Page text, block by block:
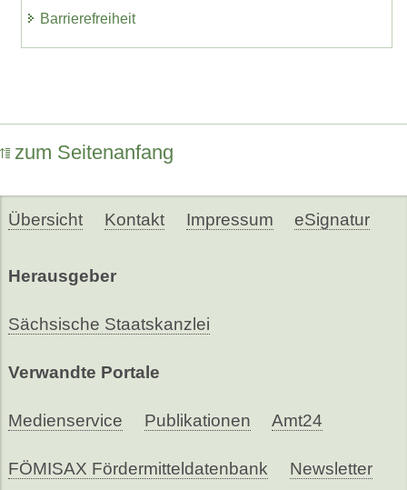
Barrierefreiheit
zum Seitenanfang
Übersicht Kontakt Impressum eSignatur
Herausgeber
Sächsische Staatskanzlei
Verwandte Portale
Medienservice Publikationen Amt24
FÖMISAX Fördermitteldatenbank Newsletter